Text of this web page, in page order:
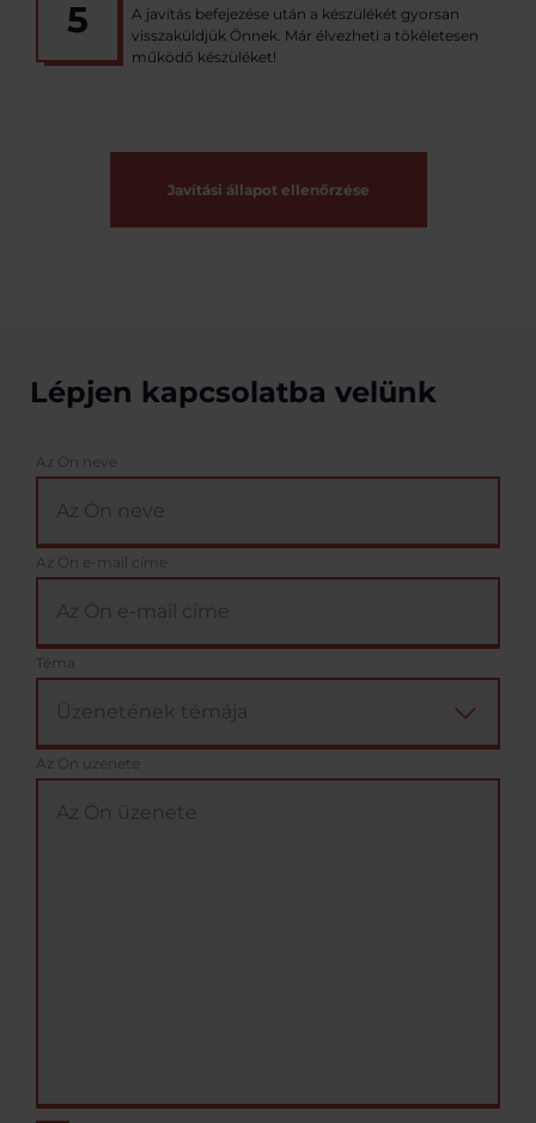
5
A javítás befejezése után a készülékét gyorsan
visszaküldjük Önnek. Már élvezheti a tökéletesen
működő készüléket!
Javítási állapot ellenőrzése
Lépjen kapcsolatba velünk
Az Ön neve
Az Ön e-mail címe
Téma
Az Ön üzenete